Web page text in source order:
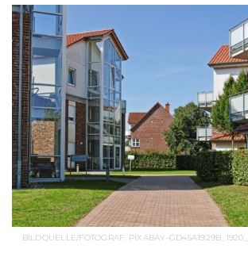
BILDQUELLE/FOTOGRAF: PIXABAY-